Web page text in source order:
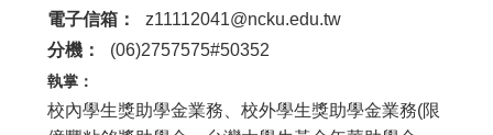
電子信箱：
z11112041@ncku.edu.tw
分機：
(06)2757575#50352
執掌：
校內學生獎助學金業務、校外學生獎助學金業務(限